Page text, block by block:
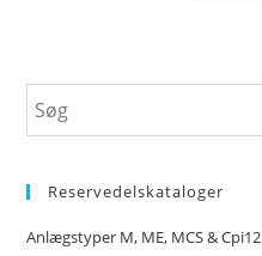
Reservedelskataloger
Anlægstyper M, ME, MCS & Cpi12